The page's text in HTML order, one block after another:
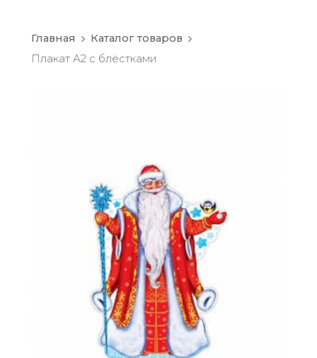
Главная
Каталог товаров
Плакат А2 с блёстками